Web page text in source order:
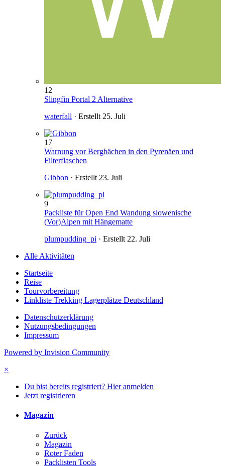
12
Slingfin Portal 2 Alternative
waterfall · Erstellt 25. Juli
17
Warnung vor Bergbächen in den Pyrenäen und
Filterflaschen
Gibbon · Erstellt 23. Juli
9
Packliste für Open End Wandung slowenische
(Vor)Alpen mit Hängematte
plumpudding_pi · Erstellt 22. Juli
Alle Aktivitäten
Startseite
Reise
Tourvorbereitung
Linkliste Trekking Lagerplätze Deutschland
Datenschutzerklärung
Nutzungsbedingungen
Impressum
Powered by Invision Community
×
Du bist bereits registriert? Hier anmelden
Jetzt registrieren
Magazin
Zurück
Magazin
Roter Faden
Packlisten Tools